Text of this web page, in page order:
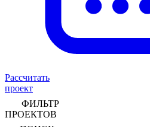
Рассчитать
проект
ФИЛЬТР
ПРОЕКТОВ